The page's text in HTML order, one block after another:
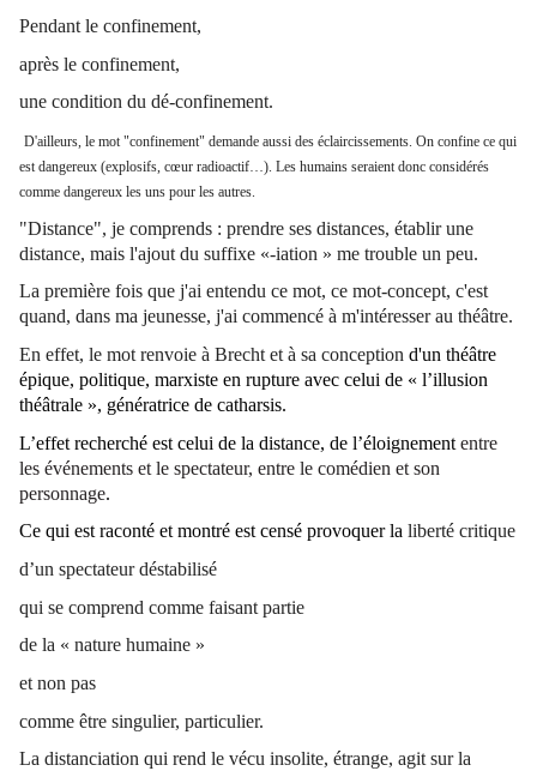
Pendant le confinement,
après le confinement,
une condition du dé-confinement.
D'ailleurs, le mot "confinement" demande aussi des éclaircissements. On confine ce qui
est dangereux (explosifs, cœur radioactif…). Les humains seraient donc considérés
comme dangereux les uns pour les autres.
"Distance", je comprends : prendre ses distances, établir une
distance, mais l'ajout du suffixe «-iation » me trouble un peu.
La première fois que j'ai entendu ce mot, ce mot-concept, c'est
quand, dans ma jeunesse, j'ai commencé à m'intéresser au théâtre.
En effet, le mot renvoie à Brecht et à sa conception d'un théâtre
épique, politique, marxiste en rupture avec celui de « l’illusion
théâtrale », génératrice de catharsis.
L’effet recherché est celui de la distance, de l’éloignement entre
les événements et le spectateur, entre le comédien et son
personnage.
Ce qui est raconté et montré est censé provoquer la liberté critique
d’un spectateur déstabilisé
qui se comprend comme faisant partie
de la « nature humaine »
et non pas
comme être singulier, particulier.
La distanciation qui rend le vécu insolite, étrange, agit sur la